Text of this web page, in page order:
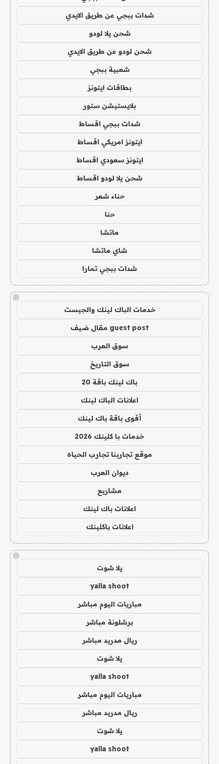
شدات ببجي عن طريق الايدي
شحن يلا لودو
شحن لودو عن طريق الايدي
شعبية ببجي
بطاقات ايتونز
بلايستيشن ستور
شدات ببجي اقساط
ايتونز امريكي اقساط
ايتونز سعودي اقساط
شحن يلا لودو اقساط
حناء شعر
حنا
ماتشا
شاي ماتشا
شدات ببجي تمارا
!
خدمات الباك لينك والجيست
guest post مقال ضيف
سوق العرب
سوق التاريخ
باك لينك باقة 20
اعلانات الباك لينك
أقوى باقة باك لينك
خدمات با كلينك 2026
موقع تجاربنا تجارب الحياه
ديوان العرب
مشاريع
اعلانات باك لينك
اعلانات باكلينك
!
يلا شوت
yalla shoot
مباريات اليوم مباشر
برشلونة مباشر
ريال مدريد مباشر
يلا شوت
yalla shoot
مباريات اليوم مباشر
ريال مدريد مباشر
يلا شوت
yalla shoot